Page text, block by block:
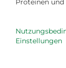
Proteinen
Einstellungen